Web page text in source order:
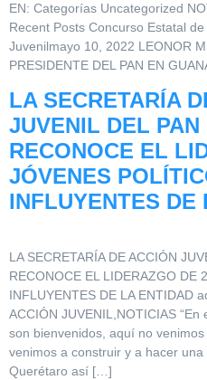
EN: Categorías Uncategorized
Recent Posts Concurso Estatal
Juvenilmayo 10, 2022 LEONOR
PRESIDENTE DEL PAN EN
LA SECRETARÍA
JUVENIL DEL PAN
RECONOCE EL
JÓVENES
INFLUYENTES DE
LA SECRETARÍA DE ACCIÓN
RECONOCE EL LIDERAZGO DE
INFLUYENTES DE LA ENTIDAD
ACCIÓN JUVENIL,NOTICIAS
son bienvenidos, aquí no
venimos a construir y a hacer
Querétaro así […]